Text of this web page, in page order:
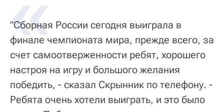
"Сборная России сегодня выиграла в
финале чемпионата мира, прежде всего, за
счет самоотверженности ребят, хорошего
настроя на игру и большого желания
победить, - сказал Скрынник по телефону. -
Ребята очень хотели выиграть, и это было